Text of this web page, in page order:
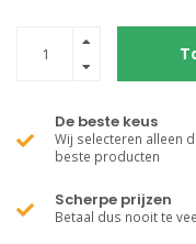
De beste keus
Wij selecteren alleen
beste producten
Scherpe prijzen
Betaal dus nooit te